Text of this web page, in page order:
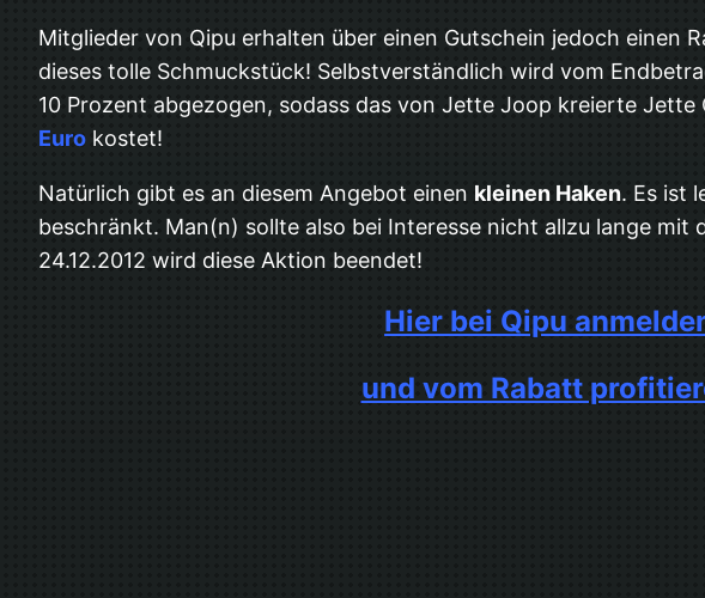
Mitglieder von Qipu erhalten über einen Gutschein jedoch einen
dieses tolle Schmuckstück! Selbstverständlich wird vom
10 Prozent abgezogen, sodass das von Jette Joop kreierte
Euro kostet!
Natürlich gibt es an diesem Angebot einen kleinen Haken. Es ist
beschränkt. Man(n) sollte also bei Interesse nicht allzu lange mit
24.12.2012 wird diese Aktion beendet!
Hier bei Qipu
und vom Rabatt